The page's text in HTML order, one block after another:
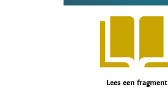
Lees een fragment